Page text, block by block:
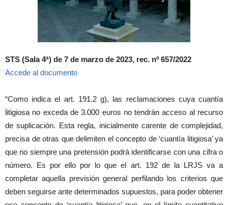
STS (Sala 4ª) de 7 de marzo de 2023, rec. nº 657/2022
Accede al documento
“Como indica el art. 191.2 g), las reclamaciones cuya cuantía
litigiosa no exceda de 3.000 euros no tendrán acceso al recurso
de suplicación. Esta regla, inicialmente carente de complejidad,
precisa de otras que delimiten el concepto de ‘cuantía litigiosa’ ya
que no siempre una pretensión podrá identificarse con una cifra o
número. Es por ello por lo que el art. 192 de la LRJS va a
completar aquella previsión general perfilando los criterios que
deben seguirse ante determinados supuestos, para poder obtener